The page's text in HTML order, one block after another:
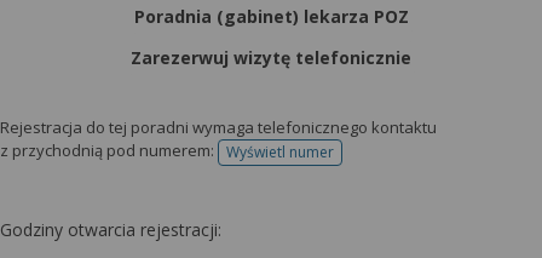
Poradnia (gabinet) lekarza POZ
Zarezerwuj wizytę telefonicznie
Rejestracja do tej poradni wymaga telefonicznego kontaktu
z przychodnią pod numerem:
Wyświetl numertelefonu do rejestracji
Godziny otwarcia rejestracji:
możesz też wycofać zgodę na przetwarzanie Twoich
danych tylko w niektórych celach. Jeżeli chcesz
konfigurację szczegółową, to możesz tego dokonać
za pomocą „Ustawień zaawansowanych”.
znajdziesz w Regulaminie Serwisu.